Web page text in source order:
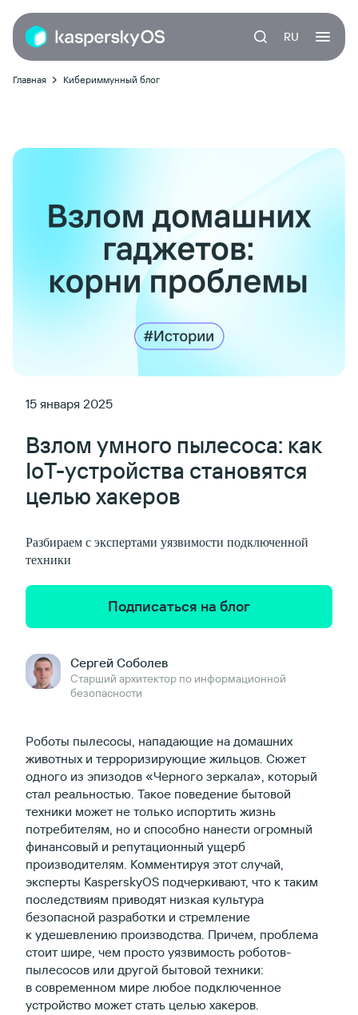
RU
Главная Кибериммунный блог
15 января 2025
Взлом умного пылесоса: как
IoT-устройства становятся
целью хакеров
Разбираем с экспертами уязвимости подключенной
техники
Подписаться на блог
Сергей Соболев
Старший архитектор по информационной
безопасности
Роботы пылесосы, нападающие на домашних
животных и терроризирующие жильцов. Сюжет
одного из эпизодов «Черного зеркала», который
стал реальностью. Такое поведение бытовой
техники может не только испортить жизнь
потребителям, но и способно нанести огромный
финансовый и репутационный ущерб
производителям. Комментируя этот случай,
эксперты KasperskyOS подчеркивают, что к таким
последствиям приводят низкая культура
безопасной разработки и стремление
к удешевлению производства. Причем, проблема
стоит шире, чем просто уязвимость роботов-
пылесосов или другой бытовой техники:
в современном мире любое подключенное
устройство может стать целью хакеров.